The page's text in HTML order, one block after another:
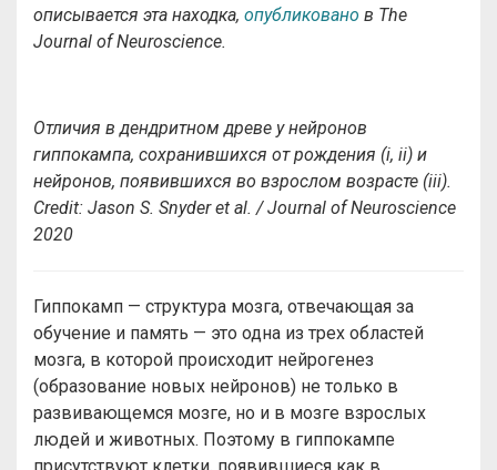
описывается эта находка, опубликовано в The
Journal of Neuroscience.
Отличия в дендритном древе у нейронов
гиппокампа, сохранившихся от рождения (i, ii) и
нейронов, появившихся во взрослом возрасте (iii).
Credit: Jason S. Snyder et al. / Journal of Neuroscience
2020
Гиппокамп — структура мозга, отвечающая за
обучение и память — это одна из трех областей
мозга, в которой происходит нейрогенез
(образование новых нейронов) не только в
развивающемся мозге, но и в мозге взрослых
людей и животных. Поэтому в гиппокампе